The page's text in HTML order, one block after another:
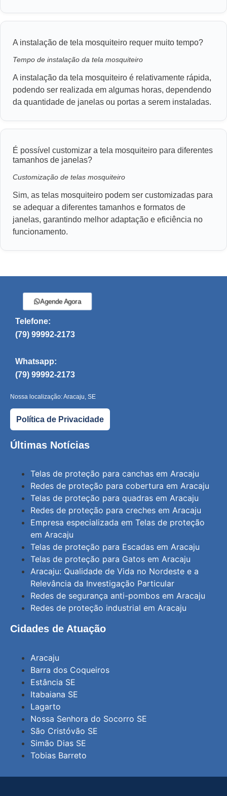
A instalação de tela mosquiteiro requer muito tempo?
Tempo de instalação da tela mosquiteiro
A instalação da tela mosquiteiro é relativamente rápida,
podendo ser realizada em algumas horas, dependendo
da quantidade de janelas ou portas a serem instaladas.
É possível customizar a tela mosquiteiro para diferentes
tamanhos de janelas?
Customização de telas mosquiteiro
Sim, as telas mosquiteiro podem ser customizadas para
se adequar a diferentes tamanhos e formatos de
janelas, garantindo melhor adaptação e eficiência no
funcionamento.
Agende Agora
Telefone:
(79) 99992-2173
Whatsapp:
(79) 99992-2173
Nossa localização: Aracaju, SE
Política de Privacidade
Últimas Notícias
Telas de proteção para canchas em Aracaju
Redes de proteção para cobertura em Aracaju
Telas de proteção para quadras em Aracaju
Redes de proteção para creches em Aracaju
Empresa especializada em Telas de proteção
em Aracaju
Telas de proteção para Escadas em Aracaju
Telas de proteção para Gatos em Aracaju
Aracaju: Qualidade de Vida no Nordeste e a
Relevância da Investigação Particular
Redes de segurança anti-pombos em Aracaju
Redes de proteção industrial em Aracaju
Cidades de Atuação
Aracaju
Barra dos Coqueiros
Estância SE
Itabaiana SE
Lagarto
Nossa Senhora do Socorro SE
São Cristóvão SE
Simão Dias SE
Tobias Barreto